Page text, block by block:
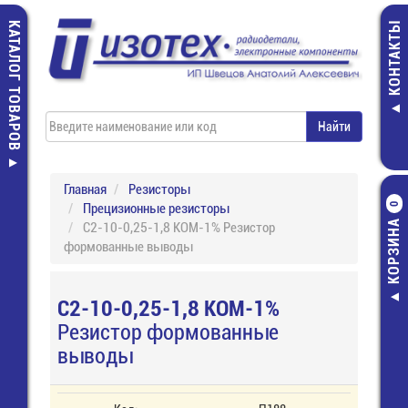
КАТАЛОГ ТОВАРОВ КОНТАКТЫ
КОРЗИНА
0
Главная
Резисторы
Прецизионные резисторы
С2-10-0,25-1,8 КОМ-1% Резистор
формованные выводы
С2-10-0,25-1,8 КОМ-1%
Резистор формованные
выводы